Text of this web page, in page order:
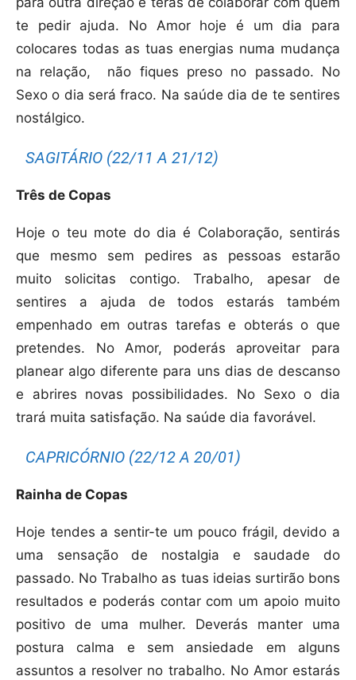
te pedir ajuda. No Amor hoje é um dia para
colocares todas as tuas energias numa mudança
na relação,
não fiques preso no passado. No
Sexo o dia será fraco. Na saúde dia de te sentires
nostálgico.
SAGITÁRIO (22/11 A 21/12)
Três de Copas
Hoje o teu mote do dia é Colaboração, sentirás
que mesmo sem pedires as pessoas estarão
muito solicitas contigo. Trabalho, apesar de
sentires a ajuda de todos estarás também
empenhado em outras tarefas e obterás o que
pretendes. No Amor, poderás aproveitar para
planear algo diferente para uns dias de descanso
e abrires novas possibilidades. No Sexo o dia
trará muita satisfação. Na saúde dia favorável.
CAPRICÓRNIO (22/12 A 20/01)
Rainha de Copas
Hoje tendes a sentir-te um pouco frágil, devido a
uma sensação de nostalgia e saudade do
passado. No Trabalho as tuas ideias surtirão bons
resultados e poderás contar com um apoio muito
positivo de uma mulher. Deverás manter uma
postura calma e sem ansiedade em alguns
assuntos a resolver no trabalho. No Amor estarás